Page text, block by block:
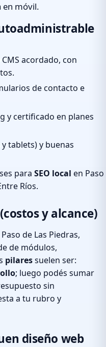
en móvil.
acordado, con
de contacto e
y certificado en planes
tablets) y buenas
para SEO local en Paso
Ríos.
y alcance)
de Las Piedras,
de módulos,
pilaressuelen ser:
; luego podés sumar
sin
a tu rubro y
diseño web